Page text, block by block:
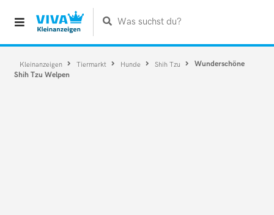
Was suchst du?
Kleinanzeigen Tiermarkt Hunde Shih Tzu
Wunderschöne
Shih Tzu Welpen